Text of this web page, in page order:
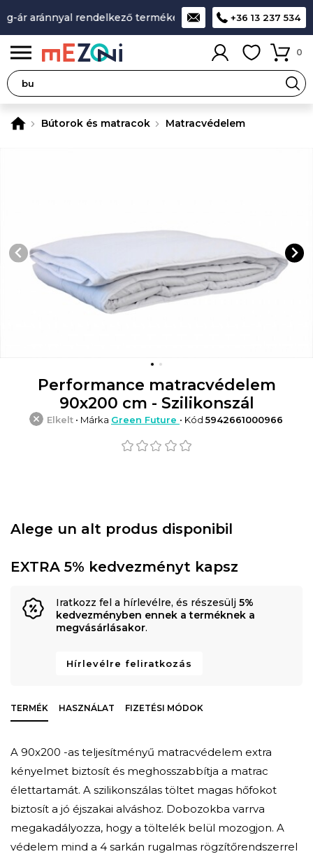
ár aránnyal rendelkező termékek A legjobb design-
+36 13 237 534
0
Bútorok és matracok Matracvédelem
Performance matracvédelem
90x200 cm - Szilikonszál
Elkelt • Márka Green Future • Kód5942661000966
Alege un alt produs disponibil
EXTRA 5% kedvezményt kapsz
Iratkozz fel a hírlevélre, és részesülj 5%
kedvezményben ennek a terméknek a
megvásárlásakor.
Hírlevélre feliratkozás
TERMÉK HASZNÁLAT FIZETÉSI MÓDOK
A 90x200 -as teljesítményű matracvédelem extra
kényelmet biztosít és meghosszabbítja a matrac
élettartamát. A szilikonszálas töltet magas hőfokot
biztosít a jó éjszakai alváshoz. Dobozokba varrva
megakadályozza, hogy a töltelék belül mozogjon. A
védelem mind a 4 sarkán rugalmas rögzítőrendszerrel